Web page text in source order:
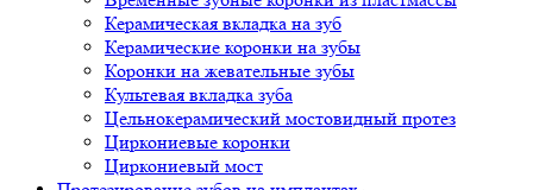
Керамическая вкладка на зуб
Керамические коронки на зубы
Коронки на жевательные зубы
Культевая вкладка зуба
Цельнокерамический мостовидный протез
Циркониевые коронки
Циркониевый мост